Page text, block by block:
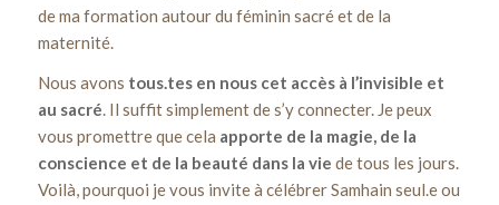
de ma formation autour du féminin sacré et de la
maternité.
Nous avons tous.tes en nous cet accès à l’invisible et
au sacré. Il suffit simplement de s’y connecter. Je peux
vous promettre que cela apporte de la magie, de la
conscience et de la beauté dans la vie de tous les jours.
Voilà, pourquoi je vous invite à célébrer Samhain seul.e ou